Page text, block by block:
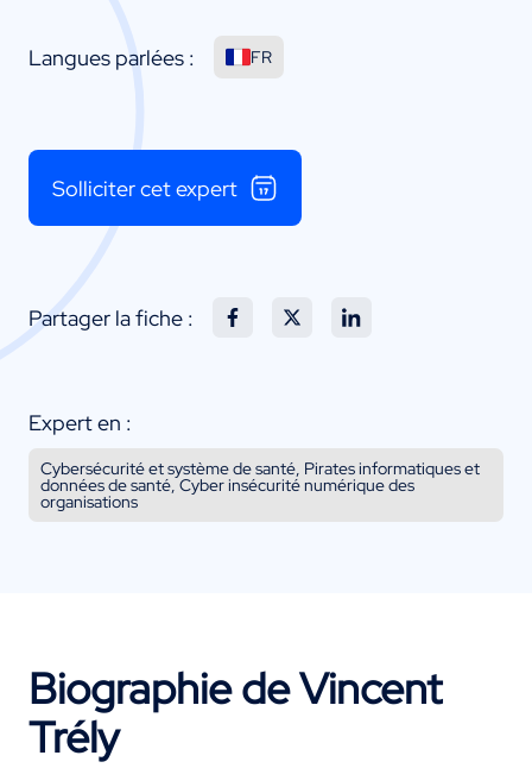
Langues parlées : FR
Solliciter cet expert
Partager la fiche :
Expert en :
Cybersécurité et système de santé, Pirates informatiques et
données de santé, Cyber insécurité numérique des
organisations
Biographie de Vincent
Trély